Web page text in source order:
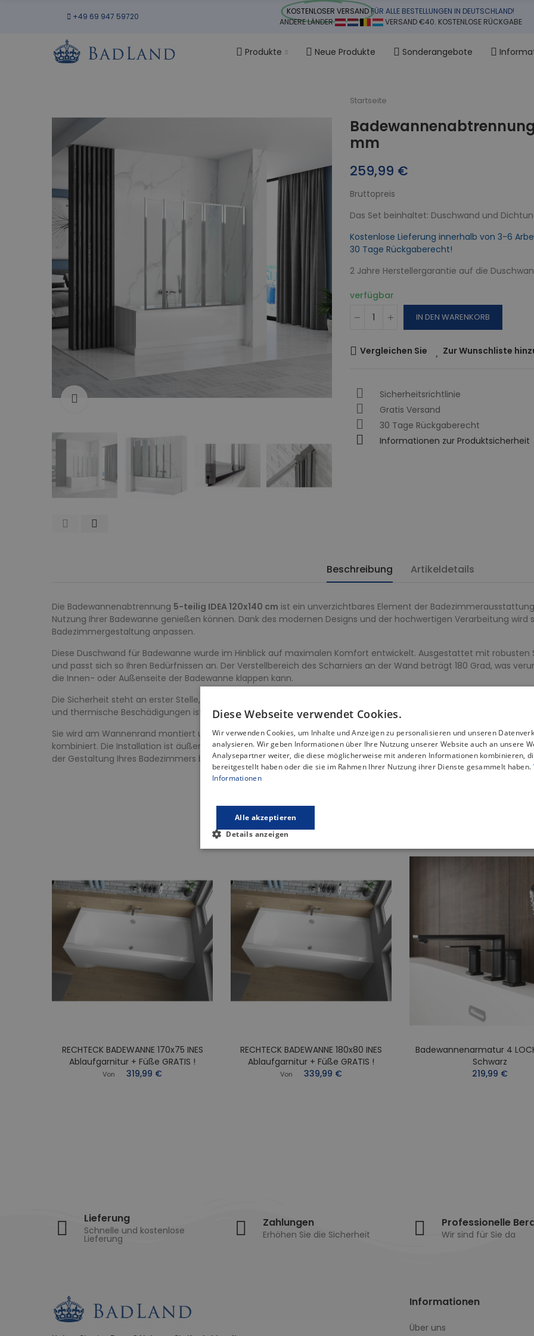
+49 69 947 59720
KOSTENLOSER VERSANDFÜR ALLE BESTELLUNGEN IN DEUTSCHLAND!
ANDERE LÄNDER
VERSAND €40. KOSTENLOSE RÜCKGABE
Produkte Neue Produkte Sonderangebote
Zum Vergrößern anklicken
Startseite
Badewannenabtrennung
mm
259,99 €
Bruttopreis
Das Set beinhaltet: Duschwand und
Kostenlose Lieferung innerhalb von 3-6
30 Tage Rückgaberecht!
2 Jahre Herstellergarantie auf die
verfügbar
IN DEN WARENKORB
Vergleichen Sie Zur Wunschliste
Sicherheitsrichtlinie
Gratis Versand
30 Tage Rückgaberecht
Informationen zur Produktsicherheit
Beschreibung Artikeldetails
Die Badewannenabtrennung 5-teilig IDEA 120x140 cm ist ein unverzichtbares Element der
Nutzung Ihrer Badewanne genießen können. Dank des modernen Designs und der hochwertigen Verarbeitung
Badezimmergestaltung anpassen.
Diese Duschwand für Badewanne wurde im Hinblick auf maximalen Komfort entwickelt. Ausgestattet mit
und passt sich so Ihren Bedürfnissen an. Der Verstellbereich des Scharniers an der Wand beträgt 180 Grad, was
die Innen- oder Außenseite der Badewanne klappen kann.
Die Sicherheit steht an erster Stelle, deshalb ist die Badewannenabtrennung aus gehärtetem Glas 4 mm
und thermische Beschädigungen ist.
Sie wird am Wannenrand montiert und stellt eine Alternative zu herkömmlichen Duschkabinen dar, da sie die
kombiniert. Die Installation ist äußerst einfach und kann sowohl auf der rechten als auch auf der linken Seite der
der Gestaltung Ihres Badezimmers bietet.
Produkt Gleiche Kategorie
RECHTECK BADEWANNE 170x75 INES
Ablaufgarnitur + Füße GRATIS !
Von 319,99 €
RECHTECK BADEWANNE 180x80 INES
Ablaufgarnitur + Füße GRATIS !
Von 339,99 €
Badewannenarmatur 4
Schwarz
219,99 €
Lieferung
Schnelle und kostenlose
Lieferung
Zahlungen
Erhöhen Sie die Sicherheit
Professionelle
Wir sind für Sie da
Informationen
Über uns
Diese Webseite verwendet Cookies.
Wir verwenden Cookies, um Inhalte und Anzeigen zu personalisieren und unseren
analysieren. Wir geben Informationen über Ihre Nutzung unserer Website auch an unsere
Analysepartner weiter, die diese möglicherweise mit anderen Informationen kombinieren,
bereitgestellt haben oder die sie im Rahmen Ihrer Nutzung ihrer Dienste gesammelt haben.
Informationen
Alle akzeptieren
Details anzeigen